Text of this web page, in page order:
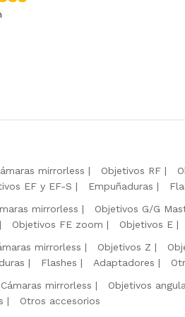
mirrorless Objetivos RF
EF y EF-S Empuñaduras
mirrorless Objetivos G/G
Objetivos FE zoom Objetivos E
mirrorless Objetivos Z
Flashes Adaptadores
Cámaras mirrorless Objetivos
Otros accesorios